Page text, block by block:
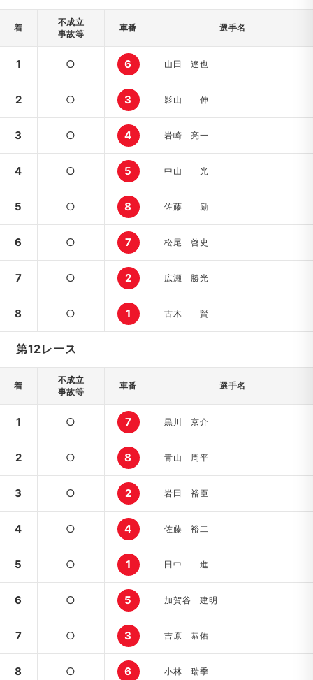
着
不成立
事故等
車番 選手名
1 ○ 6 山田 達也
2 ○ 3 影山 伸
3 ○ 4 岩崎 亮一
4 ○ 5 中山 光
5 ○ 8 佐藤 励
6 ○ 7 松尾 啓史
7 ○ 2 広瀬 勝光
8 ○ 1 古木 賢
第12レース
着
不成立
事故等
車番 選手名
1 ○ 7 黒川 京介
2 ○ 8 青山 周平
3 ○ 2 岩田 裕臣
4 ○ 4 佐藤 裕二
5 ○ 1 田中 進
6 ○ 5 加賀谷 建明
7 ○ 3 吉原 恭佑
8 ○ 6 小林 瑞季